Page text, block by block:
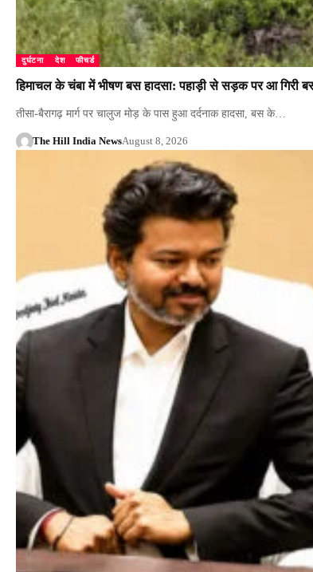
दुर्घटना देश फीचर्ड
हिमाचल के चंबा में भीषण बस हादसा: पहाड़ी से सड़क पर आ गिरी
तीसा-बैरागढ़ मार्ग पर चालुज मोड़ के पास हुआ दर्दनाक हादसा, बस के…
The Hill India NewsAugust 8, 2026